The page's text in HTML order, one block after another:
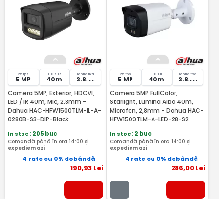
25 fps
5 MP
LED si IR
40m
lentila fixa
2.8mm
Camera 5MP, Exterior, HDCVI,
LED / IR 40m, Mic, 2.8mm -
Dahua HAC-HFW1500TLM-IL-A-
0280B-S3-DIP-Black
In stoc: 205 buc
Comandă până în ora 14:00 și
expediem azi
4 rate cu 0% dobândă
190,93Lei
25 fps
5 MP
LED-uri
40m
lentila fixa
2.8mm
Camera 5MP FullColor,
Starlight, Lumina Alba 40m,
Microfon, 2,8mm - Dahua HAC-
HFW1509TLM-A-LED-28-S2
In stoc: 2 buc
Comandă până în ora 14:00 și
expediem azi
4 rate cu 0% dobândă
286,00 Lei